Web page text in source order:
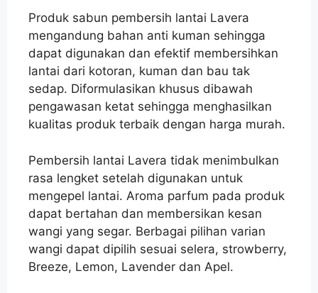
Produk sabun pembersih lantai Lavera
mengandung bahan anti kuman sehingga
dapat digunakan dan efektif membersihkan
lantai dari kotoran, kuman dan bau tak
sedap. Diformulasikan khusus dibawah
pengawasan ketat sehingga menghasilkan
kualitas produk terbaik dengan harga murah.
Pembersih lantai Lavera tidak menimbulkan
rasa lengket setelah digunakan untuk
mengepel lantai. Aroma parfum pada produk
dapat bertahan dan membersikan kesan
wangi yang segar. Berbagai pilihan varian
wangi dapat dipilih sesuai selera, strowberry,
Breeze, Lemon, Lavender dan Apel.